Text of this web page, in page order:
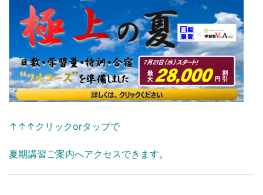
↑↑↑クリックorタップで
夏期講習ご案内へアクセスできます。